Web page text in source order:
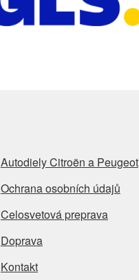
Autodiely Citroën a Peugeot
Ochrana osobních údajů
Celosvetová preprava
Doprava
Kontakt